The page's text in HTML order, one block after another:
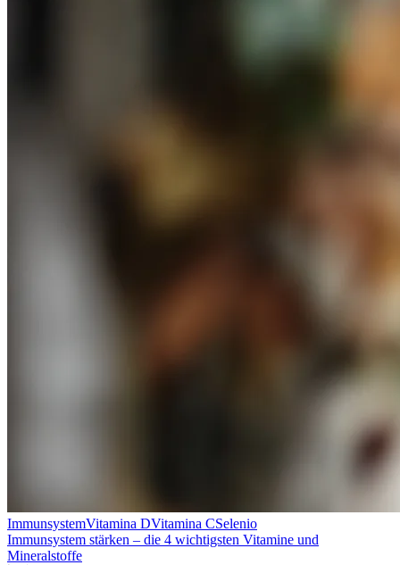
ImmunsystemVitamina DVitamina CSelenio
Immunsystem stärken – die 4 wichtigsten Vitamine und
Mineralstoffe